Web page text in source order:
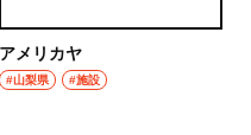
アメリカヤ
#山梨県 #施設